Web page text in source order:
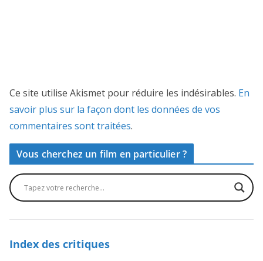
Ce site utilise Akismet pour réduire les indésirables. En
savoir plus sur la façon dont les données de vos
commentaires sont traitées.
Vous cherchez un film en particulier ?
Index des critiques